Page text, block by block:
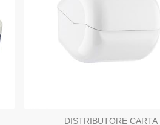
DISTRIBUTORE CARTA